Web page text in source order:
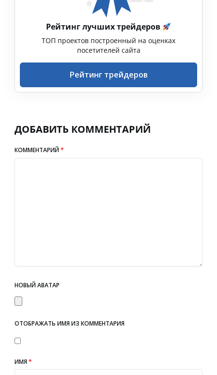
Рейтинг лучших трейдеров
ТОП проектов построенный на оценках
посетителей сайта
Рейтинг трейдеров
ДОБАВИТЬ КОММЕНТАРИЙ
КОММЕНТАРИЙ*
НОВЫЙ АВАТАР
ОТОБРАЖАТЬ ИМЯ ИЗ КОММЕНТАРИЯ
ИМЯ*